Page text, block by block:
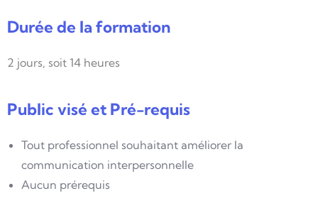
Durée de la formation
2 jours, soit 14 heures
Public visé et Pré-requis
Tout professionnel souhaitant améliorer la
communication interpersonnelle
Aucun prérequis